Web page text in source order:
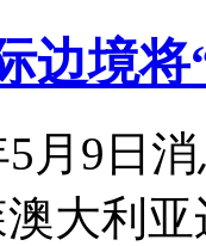
边境
9日消
大利